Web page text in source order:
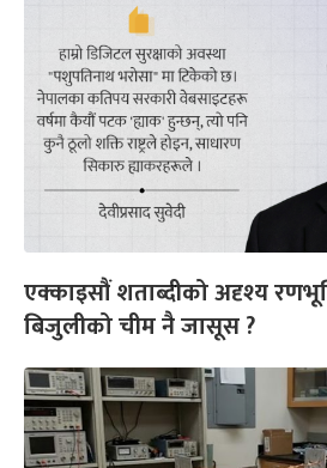
एक्काइसौं शताब्दीको अदृश्य
बिजुलीको चीम नै जासूस ?